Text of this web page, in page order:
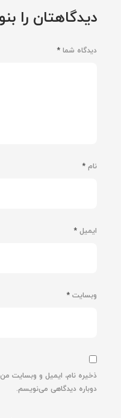
دیدگاهتان را
دیدگاه شما *
نام *
ایمیل *
وبسایت *
ذخیره نام، ایمیل و وبسایت من
دوباره دیدگاهی می‌نویسم.